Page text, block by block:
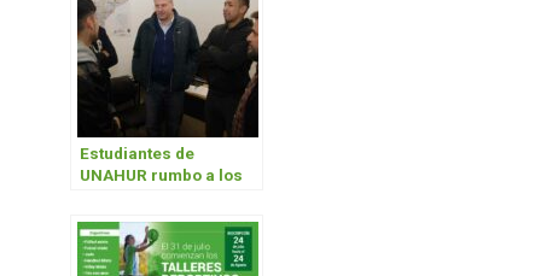
Estudiantes de
UNAHUR rumbo a los
Universitarios